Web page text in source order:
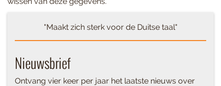
"Maakt zich sterk voor de Duitse taal"
Nieuwsbrief
Ontvang vier keer per jaar het laatste nieuws over